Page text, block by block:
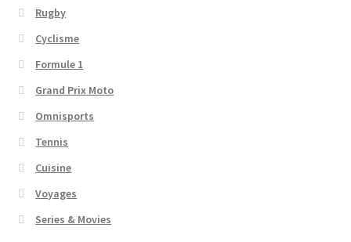
Rugby
Cyclisme
Formule 1
Grand Prix Moto
Omnisports
Tennis
Cuisine
Voyages
Series & Movies